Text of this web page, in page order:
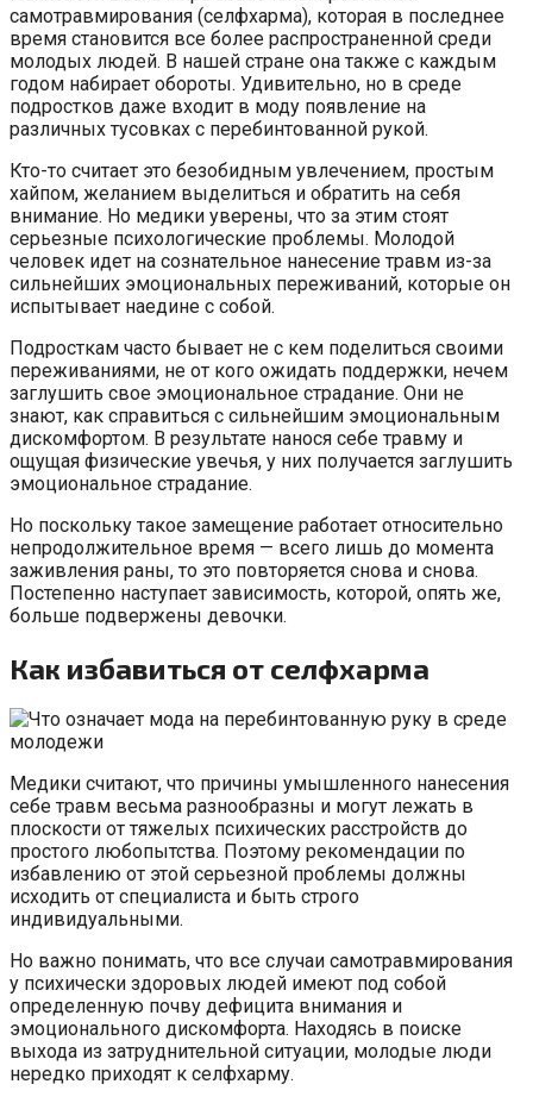
самотравмирования (селфхарма), которая в последнее
время становится все более распространенной среди
молодых людей. В нашей стране она также с каждым
годом набирает обороты. Удивительно, но в среде
подростков даже входит в моду появление на
различных тусовках с перебинтованной рукой.
Кто-то считает это безобидным увлечением, простым
хайпом, желанием выделиться и обратить на себя
внимание. Но медики уверены, что за этим стоят
серьезные психологические проблемы. Молодой
человек идет на сознательное нанесение травм из-за
сильнейших эмоциональных переживаний, которые он
испытывает наедине с собой.
Подросткам часто бывает не с кем поделиться своими
переживаниями, не от кого ожидать поддержки, нечем
заглушить свое эмоциональное страдание. Они не
знают, как справиться с сильнейшим эмоциональным
дискомфортом. В результате нанося себе травму и
ощущая физические увечья, у них получается заглушить
эмоциональное страдание.
Но поскольку такое замещение работает относительно
непродолжительное время — всего лишь до момента
заживления раны, то это повторяется снова и снова.
Постепенно наступает зависимость, которой, опять же,
больше подвержены девочки.
Как избавиться от селфхарма
Медики считают, что причины умышленного нанесения
себе травм весьма разнообразны и могут лежать в
плоскости от тяжелых психических расстройств до
простого любопытства. Поэтому рекомендации по
избавлению от этой серьезной проблемы должны
исходить от специалиста и быть строго
индивидуальными.
Но важно понимать, что все случаи самотравмирования
у психически здоровых людей имеют под собой
определенную почву дефицита внимания и
эмоционального дискомфорта. Находясь в поиске
выхода из затруднительной ситуации, молодые люди
нередко приходят к селфхарму.